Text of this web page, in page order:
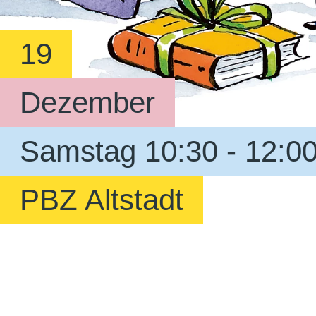
19
Dezember
Samstag 10:30 -
PBZ Altstadt